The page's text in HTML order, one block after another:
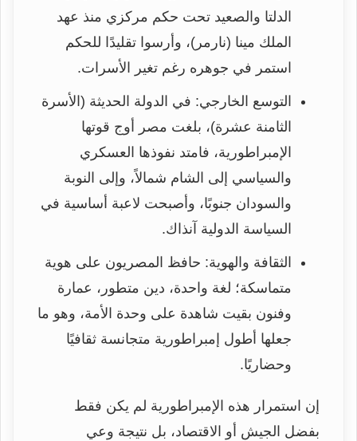
الدلتا والصعيد تحت حكم مركزي منذ عهد
الملك مينا (نارمر)، وأرسوا تقليدًا للحكم
استمر في جوهره رغم تغير الأسرات.
التوسع الخارجي: في الدولة الحديثة (الأسرة
الثامنة عشرة)، بلغت مصر أوج قوتها
الإمبراطورية، فامتد نفوذها العسكري
والسياسي إلى الشام شمالاً، وإلى النوبة
والسودان جنوبًا، وأصبحت لاعبة أساسية في
السياسة الدولية آنذاك.
الثقافة والهوية: حافظ المصريون على هوية
متماسكة؛ لغة واحدة، دين متطور، عمارة
وفنون بقيت شاهدة على وحدة الأمة، وهو ما
جعلها أطول إمبراطورية متجانسة ثقافيًا
وحضاريًا.
إن استمرار هذه الإمبراطورية لم يكن فقط
بفضل الجيش أو الاقتصاد، بل نتيجة وعي